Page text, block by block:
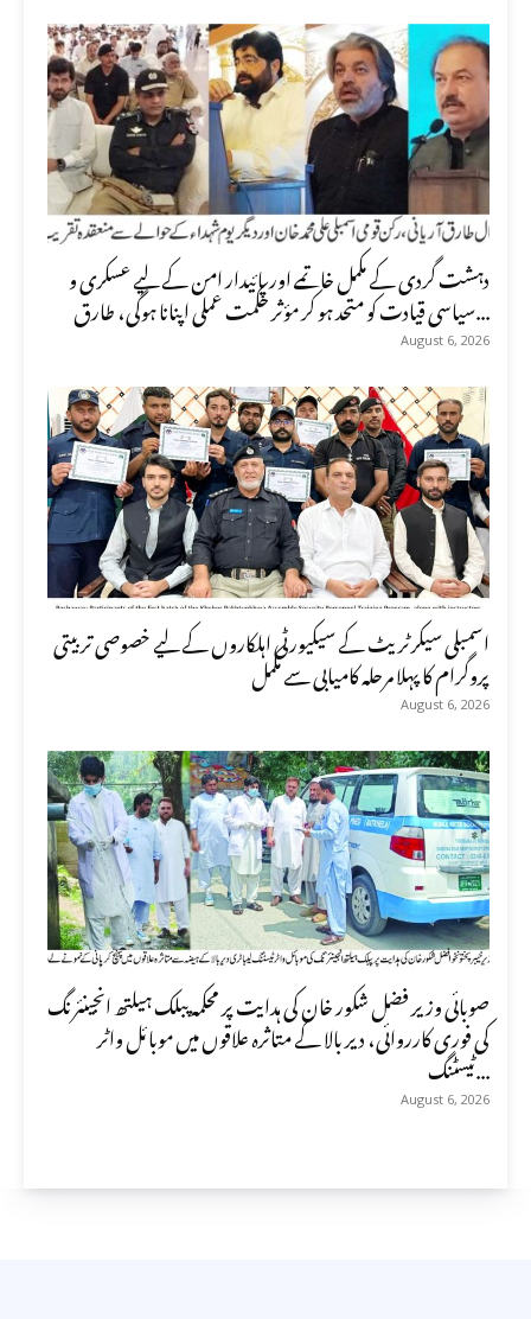
دہشت گردی کے مکمل خاتمے اور پائیدار امن کے لیے عسکری و
سیاسی قیادت کو متحد ہو کر مؤثر حکمت عملی اپنانا ہوگی، طارق...
August 6, 2026
اسمبلی سیکرٹریٹ کے سیکیورٹی اہلکاروں کے لیے خصوصی تربیتی
پروگرام کا پہلا مرحلہ کامیابی سے مکمل
August 6, 2026
صوبائی وزیر فضل شکور خان کی ہدایت پر محکمہ پبلک ہیلتھ انجینئرنگ
کی فوری کارروائی، دیر بالا کے متاثرہ علاقوں میں موبائل واٹر
ٹیسٹنگ...
August 6, 2026